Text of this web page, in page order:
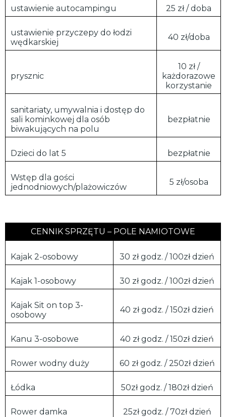
ustawienie autocampingu 25 zł / doba
ustawienie przyczepy do łodzi
wędkarskiej
40 zł/doba
prysznic
10 zł /
każdorazowe
korzystanie
sanitariaty, umywalnia i dostęp do
sali kominkowej dla osób
biwakujących na polu
bezpłatnie
Dzieci do lat 5 bezpłatnie
Wstęp dla gości
jednodniowych/plażowiczów
5 zł/osoba
CENNIK SPRZĘTU – POLE NAMIOTOWE
Kajak 2-osobowy 30 zł godz. / 100zł dzień
Kajak 1-osobowy 30 zł godz. / 100zł dzień
Kajak Sit on top 3-
osobowy
40 zł godz. / 150zł dzień
Kanu 3-osobowe 40 zł godz. / 150zł dzień
Rower wodny duży 60 zł godz. / 250zł dzień
Łódka 50zł godz. / 180zł dzień
Rower damka 25zł godz. / 70zł dzień